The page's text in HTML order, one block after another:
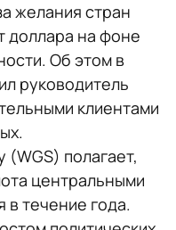
желания стран
доллара на фоне
Об этом в
руководитель
клиентами
полагает,
центральными
в течение года.